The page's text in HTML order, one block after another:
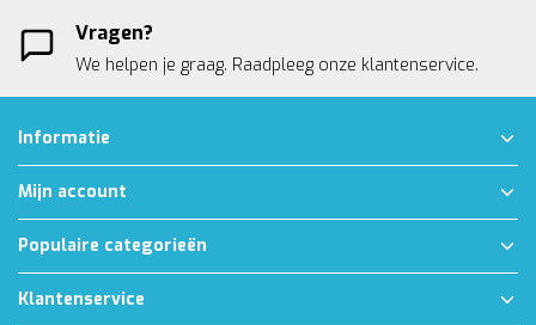
Vragen?
We helpen je graag. Raadpleeg onze klantenservice.
Informatie
Mijn account
Populaire categorieën
Klantenservice